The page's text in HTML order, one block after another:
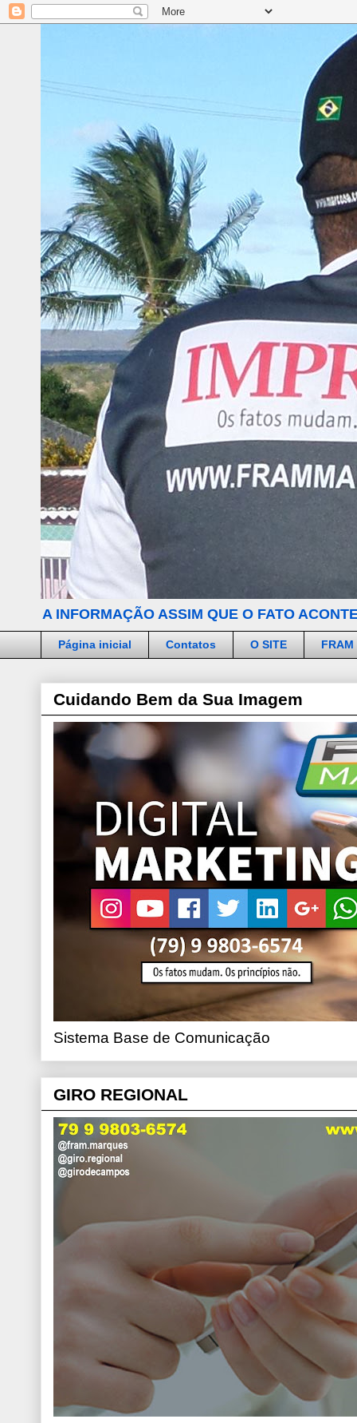
A INFORMAÇÃO ASSIM QUE O FATO
Página inicial Contatos O SITE FRAM
Cuidando Bem da Sua Imagem
Sistema Base de Comunicação
GIRO REGIONAL